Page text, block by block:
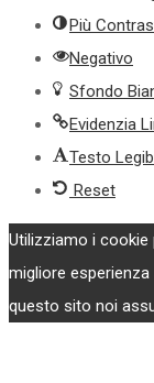
Più
Negativo
Sfondo
Evidenzia
Testo
Reset
Utilizziamo i
migliore
questo sito noi